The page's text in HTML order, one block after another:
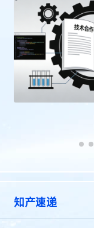
传统文化
知产速递